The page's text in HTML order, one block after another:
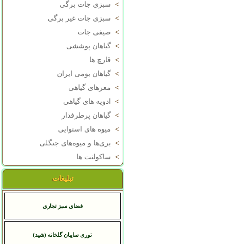
> سبزی جات برگی
> سبزی جات غیر برگی
> صیفی جات
> گیاهان پوششی
> قارچ ها
> گیاهان بومی ایران
> مغزهای گیاهی
>
ادویه های گیاهی
> گیاهان پرطرفدار
> میوه های استوایی
> بری‌ها و میوه‌های جنگلی
> ساکولنت ها
تبلیغات
فضای سبز تجاری
توری سایبان گلخانه (شید)